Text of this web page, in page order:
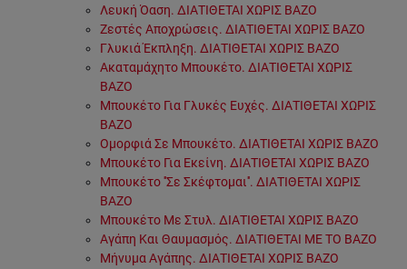
Λευκή Όαση. ΔΙΑΤΙΘΕΤΑΙ ΧΩΡΙΣ ΒΑΖΟ
Ζεστές Αποχρώσεις. ΔΙΑΤΙΘΕΤΑΙ ΧΩΡΙΣ ΒΑΖΟ
Γλυκιά Έκπληξη. ΔΙΑΤΙΘΕΤΑΙ ΧΩΡΙΣ ΒΑΖΟ
Ακαταμάχητο Μπουκέτο. ΔΙΑΤΙΘΕΤΑΙ ΧΩΡΙΣ
ΒΑΖΟ
Μπουκέτο Για Γλυκές Ευχές. ΔΙΑΤΙΘΕΤΑΙ ΧΩΡΙΣ
ΒΑΖΟ
Ομορφιά Σε Μπουκέτο. ΔΙΑΤΙΘΕΤΑΙ ΧΩΡΙΣ ΒΑΖΟ
Μπουκέτο Για Εκείνη. ΔΙΑΤΙΘΕΤΑΙ ΧΩΡΙΣ ΒΑΖΟ
Μπουκέτο ''Σε Σκέφτομαι''. ΔΙΑΤΙΘΕΤΑΙ ΧΩΡΙΣ
ΒΑΖΟ
Μπουκέτο Με Στυλ. ΔΙΑΤΙΘΕΤΑΙ ΧΩΡΙΣ ΒΑΖΟ
Αγάπη Και Θαυμασμός. ΔΙΑΤΙΘΕΤΑΙ ΜΕ ΤΟ ΒΑΖΟ
Μήνυμα Αγάπης. ΔΙΑΤΙΘΕΤΑΙ ΧΩΡΙΣ ΒΑΖΟ